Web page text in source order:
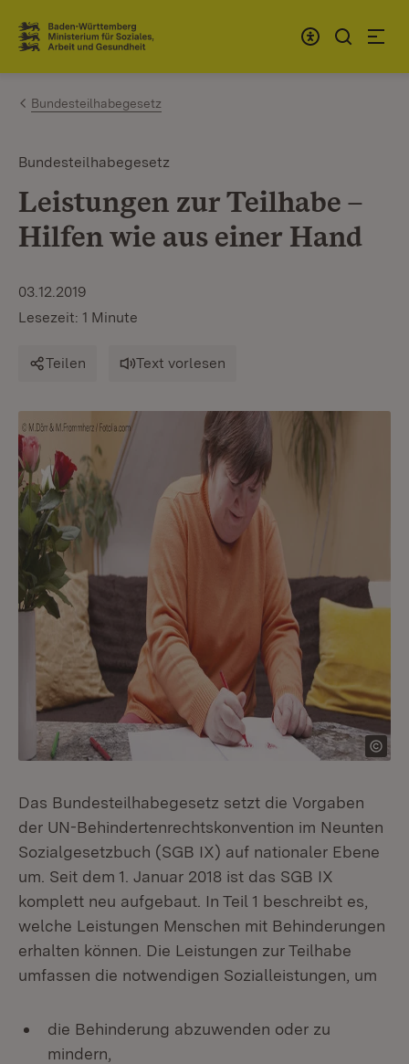
Zum Inhalt springen
Link zur Startseite
Bundesteilhabegesetz
Bundesteilhabegesetz
Leistungen zur Teilhabe –
Hilfen wie aus einer Hand
03.12.2019
Lesezeit: 1 Minute
Teilen Text vorlesen
Das Bundesteilhabegesetz setzt die Vorgaben
der UN-Behindertenrechtskonvention im Neunten
Sozialgesetzbuch (SGB IX) auf nationaler Ebene
um. Seit dem 1. Januar 2018 ist das SGB IX
komplett neu aufgebaut. In Teil 1 beschreibt es,
welche Leistungen Menschen mit Behinderungen
erhalten können. Die Leistungen zur Teilhabe
umfassen die notwendigen Sozialleistungen, um
die Behinderung abzuwenden oder zu
mindern,